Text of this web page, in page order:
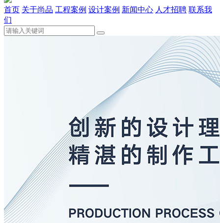
首页 关于尚品 工程案例 设计案例 新闻中心 人才招聘 联系我
们